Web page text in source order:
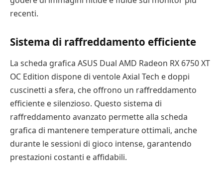
recenti.
Sistema di raffreddamento efficiente
La scheda grafica ASUS Dual AMD Radeon RX 6750 XT
OC Edition dispone di ventole Axial Tech e doppi
cuscinetti a sfera, che offrono un raffreddamento
efficiente e silenzioso. Questo sistema di
raffreddamento avanzato permette alla scheda
grafica di mantenere temperature ottimali, anche
durante le sessioni di gioco intense, garantendo
prestazioni costanti e affidabili.